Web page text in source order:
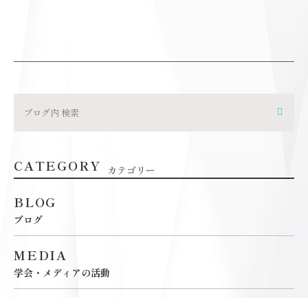
CATEGORY カテゴリー
BLOG
ブログ
MEDIA
学会・メディアの活動